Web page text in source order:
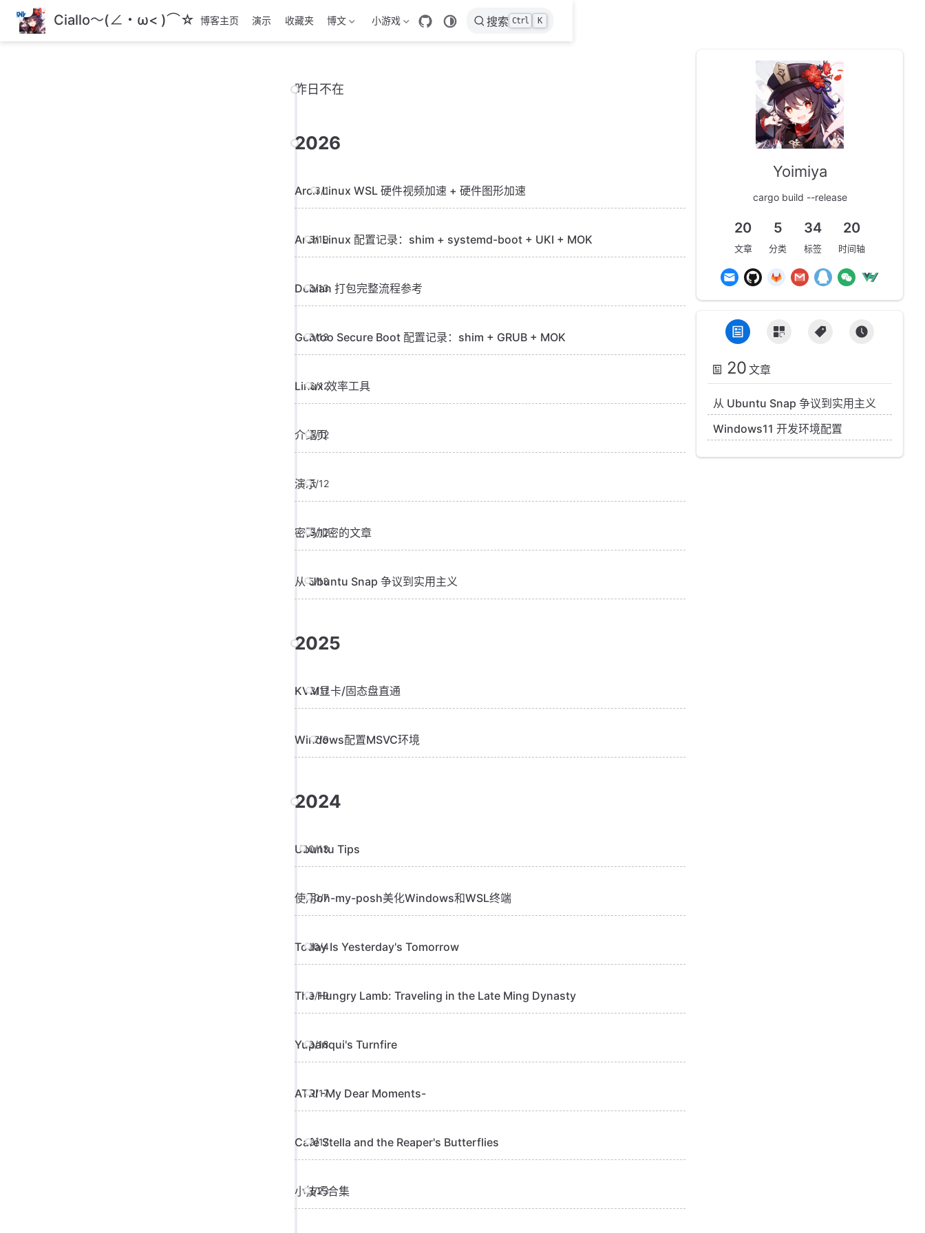
跳
至
主
Ciallo～(∠・ω< )⌒☆ 博客主页 演示 收藏夹 博文 小游戏 搜索 Ctrl K
昨日不在
2026
8/1
Arch Linux WSL 硬件视频加速 + 硬件图形加速
6/19
Arch Linux 配置记录：shim + systemd-boot + UKI + MOK
6/13
Debian 打包完整流程参考
6/13
Gentoo Secure Boot 配置记录：shim + GRUB + MOK
6/12
Linux 效率工具
6/12
介绍页
6/12
演示
6/12
密码加密的文章
5/13
从 Ubuntu Snap 争议到实用主义
2025
8/11
KVM显卡/固态盘直通
7/9
Windows配置MSVC环境
2024
10/13
Ubuntu Tips
10/7
使用oh-my-posh美化Windows和WSL终端
10/4
Today Is Yesterday's Tomorrow
9/19
The Hungry Lamb: Traveling in the Late Ming Dynasty
9/18
Yupanqui's Turnfire
9/17
ATRI -My Dear Moments-
9/17
Café Stella and the Reaper's Butterflies
8/23
小技巧合集
Yoimiya
cargo build --release
20
文章
5
分类
34
标签
20
时间轴
20 文章
从 Ubuntu Snap 争议到实用主义
Windows11 开发环境配置